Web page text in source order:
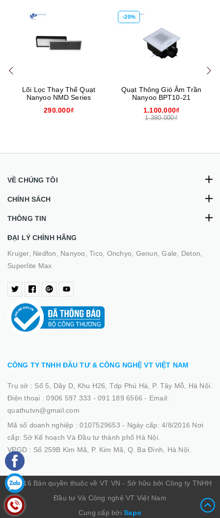
Lõi Lọc Thay Thế Quạt
Nanyoo NMD Series
290.000₫
-20%
Quạt Thông Gió Âm Trần
Nanyoo BPT10-21
1.100.000₫
1.380.000₫
VỀ CHÚNG TÔI
CHÍNH SÁCH
THÔNG TIN
ĐẠI LÝ CHÍNH HÃNG
Kruger, Nedfon, Nanyoo, Tico, Onchyo, Genun, Gale, Deton,
Superlite Max
CÔNG TY TNHH ĐẦU TƯ & CÔNG NGHỆ VT VIỆT NAM
Trụ sở : Số 5, Dãy D, Khu H26, Tdp Phú Hà, P. Tây Mỗ, Hà Nội.
Điện thoại :0906 597 333 - 091 189 6566 - Email:
quathutvn@gmail.com
Mã số doanh nghiệp :0107529653 - Ngày cấp: 4/8/2016 Nơi
cấp: Sở Kế hoạch Và Đầu tư thành phố Hà Nội.
VPGD : Số 259B Kim Mã, P. Kim Mã, Q. Ba Đình, Hà Nội.
© 2016 Bản quyền thuộc về VT VN - Sở hữu bởi Công ty TNHH
Đầu tư Và Công nghệ VT Việt Nam
Cung cấp bởiSapo